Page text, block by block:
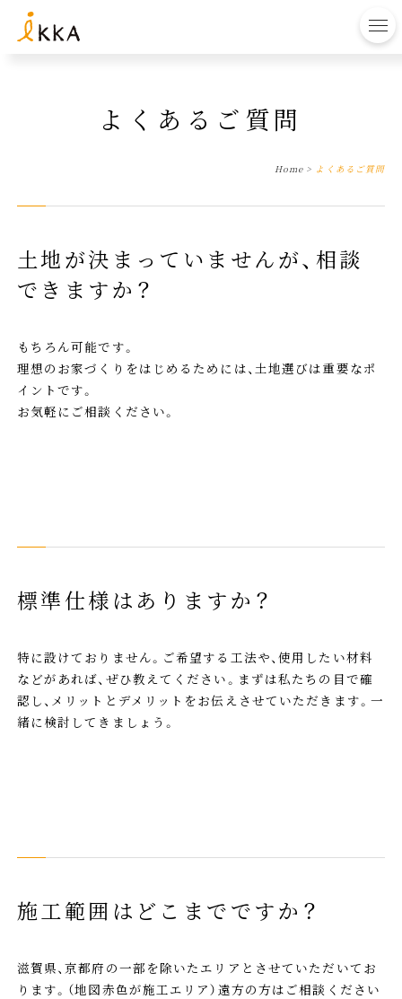
よくあるご質問
Home > よくあるご質問
土地が決まっていませんが、相談
できますか？
もちろん可能です。
理想のお家づくりをはじめるためには、土地選びは重要なポ
イントです。
お気軽にご相談ください。
標準仕様はありますか？
特に設けておりません。ご希望する工法や、使用したい材料
などがあれば、ぜひ教えてください。まずは私たちの目で確
認し、メリットとデメリットをお伝えさせていただきます。一
緒に検討してきましょう。
施工範囲はどこまでですか？
滋賀県、京都府の一部を除いたエリアとさせていただいてお
ります。（地図赤色が施工エリア）遠方の方はご相談ください